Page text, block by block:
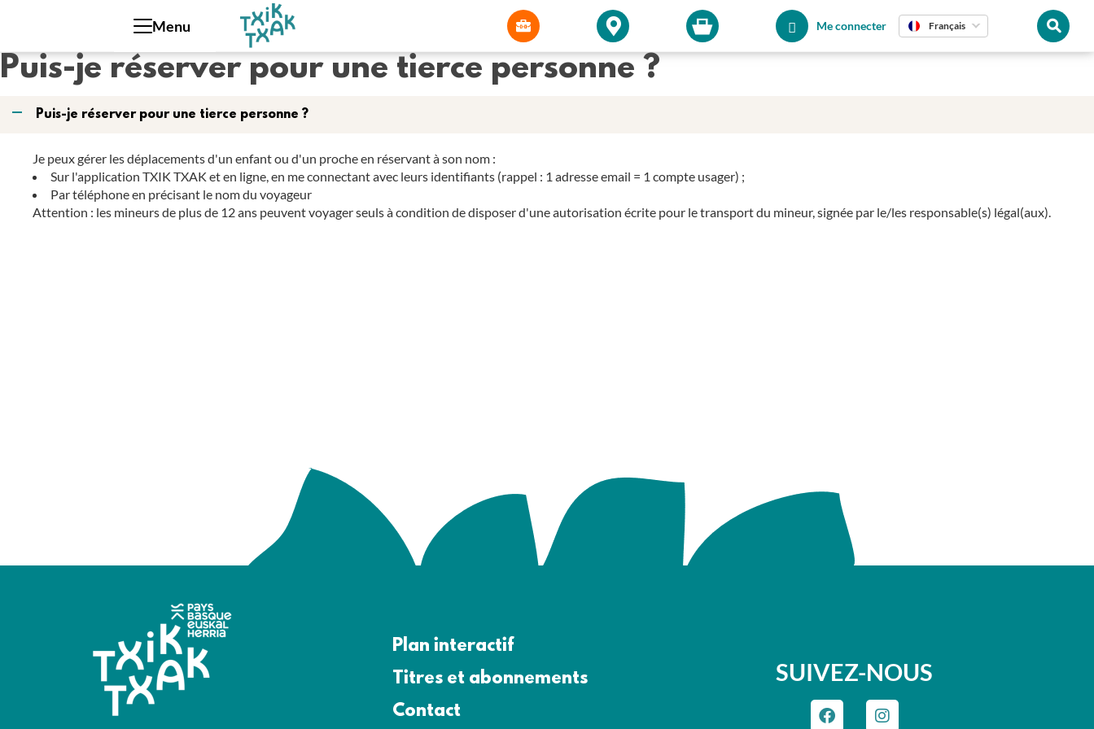
Menu Me connecter Français
Puis-je réserver pour une tierce personne ?
A Puis-je réserver pour une tierce personne ?
Je peux gérer les déplacements d'un enfant ou d'un proche en réservant à son nom :
Sur l'application TXIK TXAK et en ligne, en me connectant avec leurs identifiants (rappel : 1 adresse email = 1 compte usager) ;
Par téléphone en précisant le nom du voyageur
Attention : les mineurs de plus de 12 ans peuvent voyager seuls à condition de disposer d'une autorisation écrite pour le transport du mineur, signée par le/les responsable(s) légal(aux).
Plan interactif
Titres et abonnements
Contact
SUIVEZ-NOUS